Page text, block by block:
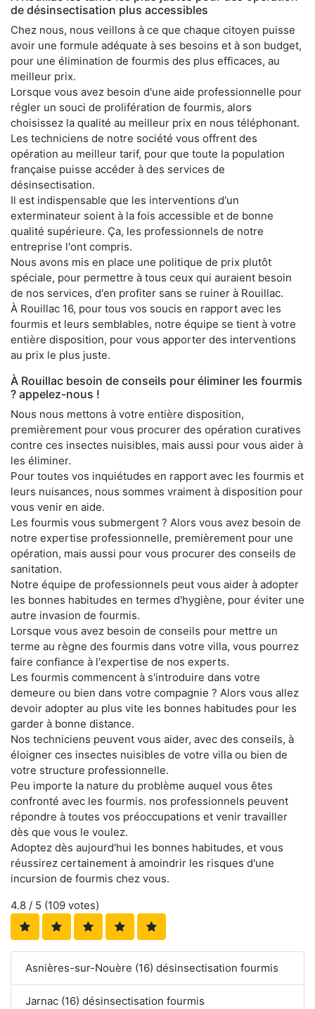
de désinsectisation plus accessibles
Chez nous, nous veillons à ce que chaque citoyen puisse
avoir une formule adéquate à ses besoins et à son budget,
pour une élimination de fourmis des plus efficaces, au
meilleur prix.
Lorsque vous avez besoin d'une aide professionnelle pour
régler un souci de prolifération de fourmis, alors
choisissez la qualité au meilleur prix en nous téléphonant.
Les techniciens de notre société vous offrent des
opération au meilleur tarif, pour que toute la population
française puisse accéder à des services de
désinsectisation.
Il est indispensable que les interventions d'un
exterminateur soient à la fois accessible et de bonne
qualité supérieure. Ça, les professionnels de notre
entreprise l'ont compris.
Nous avons mis en place une politique de prix plutôt
spéciale, pour permettre à tous ceux qui auraient besoin
de nos services, d'en profiter sans se ruiner à Rouillac.
À Rouillac 16, pour tous vos soucis en rapport avec les
fourmis et leurs semblables, notre équipe se tient à votre
entière disposition, pour vous apporter des interventions
au prix le plus juste.
À Rouillac besoin de conseils pour éliminer les fourmis
? appelez-nous !
Nous nous mettons à votre entière disposition,
premièrement pour vous procurer des opération curatives
contre ces insectes nuisibles, mais aussi pour vous aider à
les éliminer.
Pour toutes vos inquiétudes en rapport avec les fourmis et
leurs nuisances, nous sommes vraiment à disposition pour
vous venir en aide.
Les fourmis vous submergent ? Alors vous avez besoin de
notre expertise professionnelle, premièrement pour une
opération, mais aussi pour vous procurer des conseils de
sanitation.
Notre équipe de professionnels peut vous aider à adopter
les bonnes habitudes en termes d'hygiène, pour éviter une
autre invasion de fourmis.
Lorsque vous avez besoin de conseils pour mettre un
terme au règne des fourmis dans votre villa, vous pourrez
faire confiance à l'expertise de nos experts.
Les fourmis commencent à s'introduire dans votre
demeure ou bien dans votre compagnie ? Alors vous allez
devoir adopter au plus vite les bonnes habitudes pour les
garder à bonne distance.
Nos techniciens peuvent vous aider, avec des conseils, à
éloigner ces insectes nuisibles de votre villa ou bien de
votre structure professionnelle.
Peu importe la nature du problème auquel vous êtes
confronté avec les fourmis. nos professionnels peuvent
répondre à toutes vos préoccupations et venir travailler
dès que vous le voulez.
Adoptez dès aujourd'hui les bonnes habitudes, et vous
réussirez certainement à amoindrir les risques d'une
incursion de fourmis chez vous.
4.8 / 5 (109 votes)
Asnières-sur-Nouère (16) désinsectisation fourmis
Jarnac (16) désinsectisation fourmis